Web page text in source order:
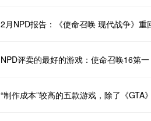
2月NPD报告：《使命召唤 现代战争》重
NPD评卖的最好的游戏：使命召唤16第
“制作成本”较高的五款游戏，除了《GTA